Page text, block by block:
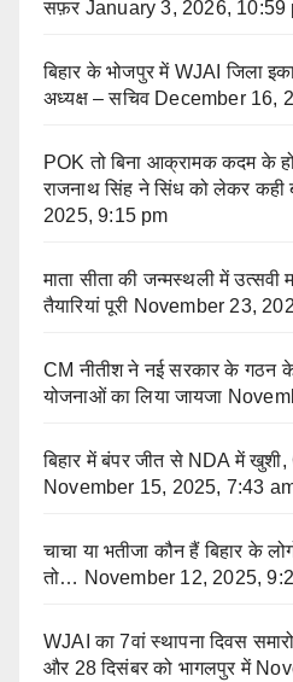
सफ़र January 3, 2026, 10:59
बिहार के भोजपुर में WJAI जिला
अध्यक्ष – सचिव December 16,
POK तो बिना आक्रामक कदम के
राजनाथ सिंह ने सिंध को लेकर कही
2025, 9:15 pm
माता सीता की जन्मस्थली में उत्सवी
तैयारियां पूरी November 23,
CM नीतीश ने नई सरकार के गठन
योजनाओं का लिया जायजा
बिहार में बंपर जीत से NDA में
November 15, 2025, 7:43
चाचा या भतीजा कौन हैं बिहार के
तो… November 12, 2025,
WJAI का 7वां स्थापना दिवस
और 28 दिसंबर को भागलपुर में